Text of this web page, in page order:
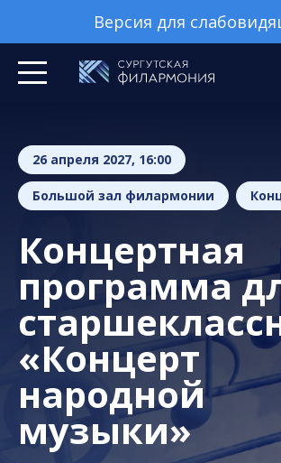
Версия для
26 апреля 2027, 16:00
Большой зал филармонии
Концертная
программа
«Концерт
народной
музыки»